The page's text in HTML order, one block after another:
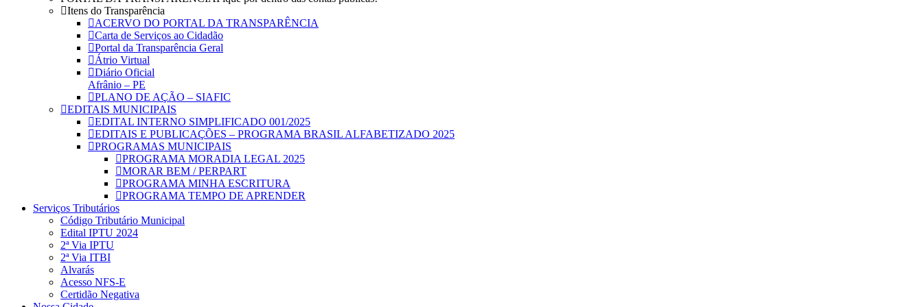
Itens do Transparência
ACERVO DO PORTAL DA TRANSPARÊNCIA
Carta de Serviços ao Cidadão
Portal da Transparência Geral
Átrio Virtual
Diário Oficial
Afrânio – PE
PLANO DE AÇÃO – SIAFIC
EDITAIS MUNICIPAIS
EDITAL INTERNO SIMPLIFICADO 001/2025
EDITAIS E PUBLICAÇÕES – PROGRAMA BRASIL ALFABETIZADO 2025
PROGRAMAS MUNICIPAIS
PROGRAMA MORADIA LEGAL 2025
MORAR BEM / PERPART
PROGRAMA MINHA ESCRITURA
PROGRAMA TEMPO DE APRENDER
Serviços Tributários
Código Tributário Municipal
Edital IPTU 2024
2ª Via IPTU
2ª Via ITBI
Alvarás
Acesso NFS-E
Certidão Negativa